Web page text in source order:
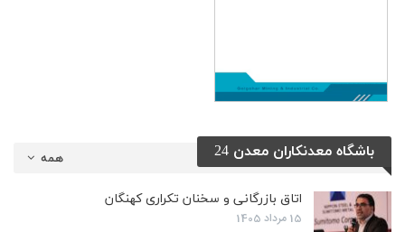
همه باشگاه معدنکاران معدن 24
اتاق بازرگانی و سخنان تکراری کهنگان
15 مرداد 1405